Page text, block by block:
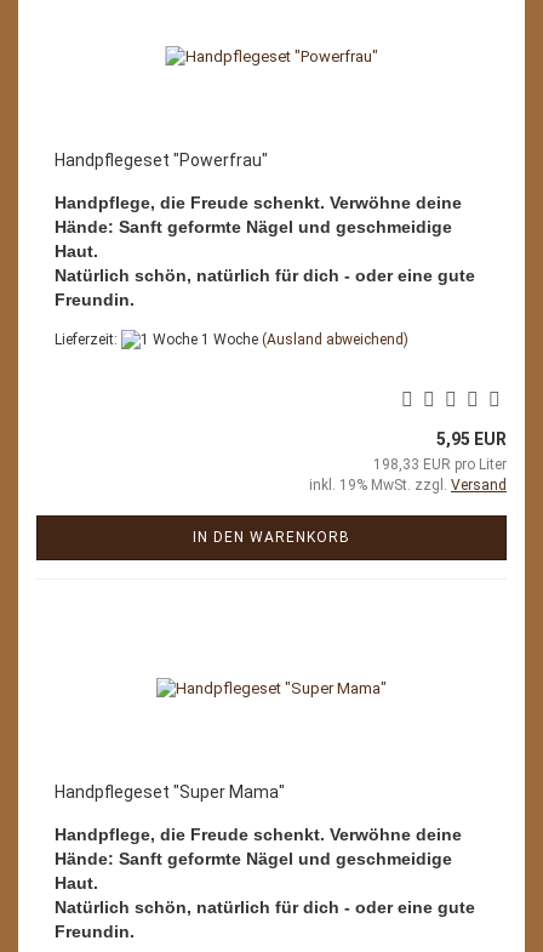
Handpflegeset "Powerfrau"
Handpflege, die Freude schenkt. Verwöhne deine
Hände: Sanft geformte Nägel und geschmeidige
Haut.
Natürlich schön, natürlich für dich - oder eine gute
Freundin.
Lieferzeit: 1 Woche (Ausland abweichend)
5,95 EUR
198,33 EUR pro Liter
inkl. 19% MwSt. zzgl. Versand
IN DEN WARENKORB
Handpflegeset "Super Mama"
Handpflege, die Freude schenkt. Verwöhne deine
Hände: Sanft geformte Nägel und geschmeidige
Haut.
Natürlich schön, natürlich für dich - oder eine gute
Freundin.